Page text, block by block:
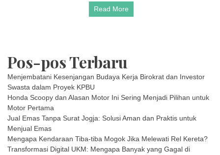
Anggota
Read More
Pos-pos Terbaru
Menjembatani Kesenjangan Budaya Kerja Birokrat dan Investor
Swasta dalam Proyek KPBU
Honda Scoopy dan Alasan Motor Ini Sering Menjadi Pilihan untuk
Motor Pertama
Jual Emas Tanpa Surat Jogja: Solusi Aman dan Praktis untuk
Menjual Emas
Mengapa Kendaraan Tiba-tiba Mogok Jika Melewati Rel Kereta?
Transformasi Digital UKM: Mengapa Banyak yang Gagal di